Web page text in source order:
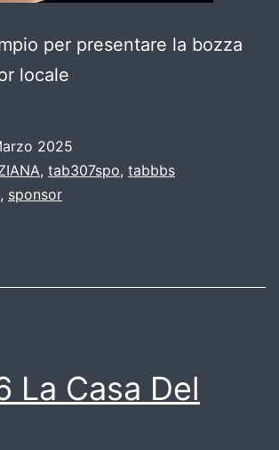
per presentare la bozza
locale
2025
, tab307spo, tabbbs
, sponsor
La Casa Del